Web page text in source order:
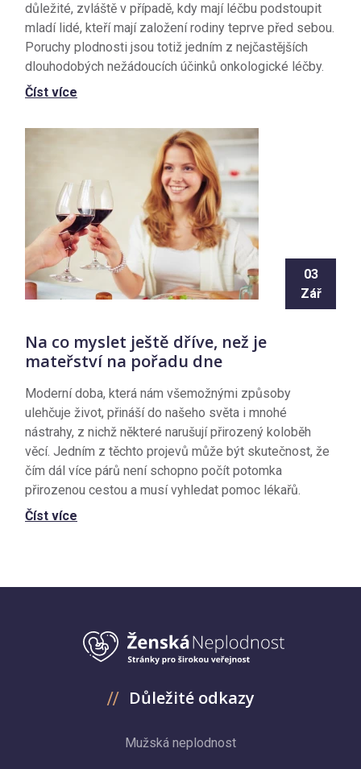
důležité, zvláště v případě, kdy mají léčbu podstoupit
mladí lidé, kteří mají založení rodiny teprve před sebou.
Poruchy plodnosti jsou totiž jedním z nejčastějších
dlouhodobých nežádoucích účinků onkologické léčby.
Číst více
03
Zář
Na co myslet ještě dříve, než je
mateřství na pořadu dne
Moderní doba, která nám všemožnými způsoby
ulehčuje život, přináší do našeho světa i mnohé
nástrahy, z nichž některé narušují přirozený koloběh
věcí. Jedním z těchto projevů může být skutečnost, že
čím dál více párů není schopno počít potomka
přirozenou cestou a musí vyhledat pomoc lékařů.
Číst více
Důležité odkazy
Mužská neplodnost